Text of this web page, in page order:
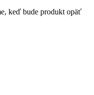
keď bude produkt opäť